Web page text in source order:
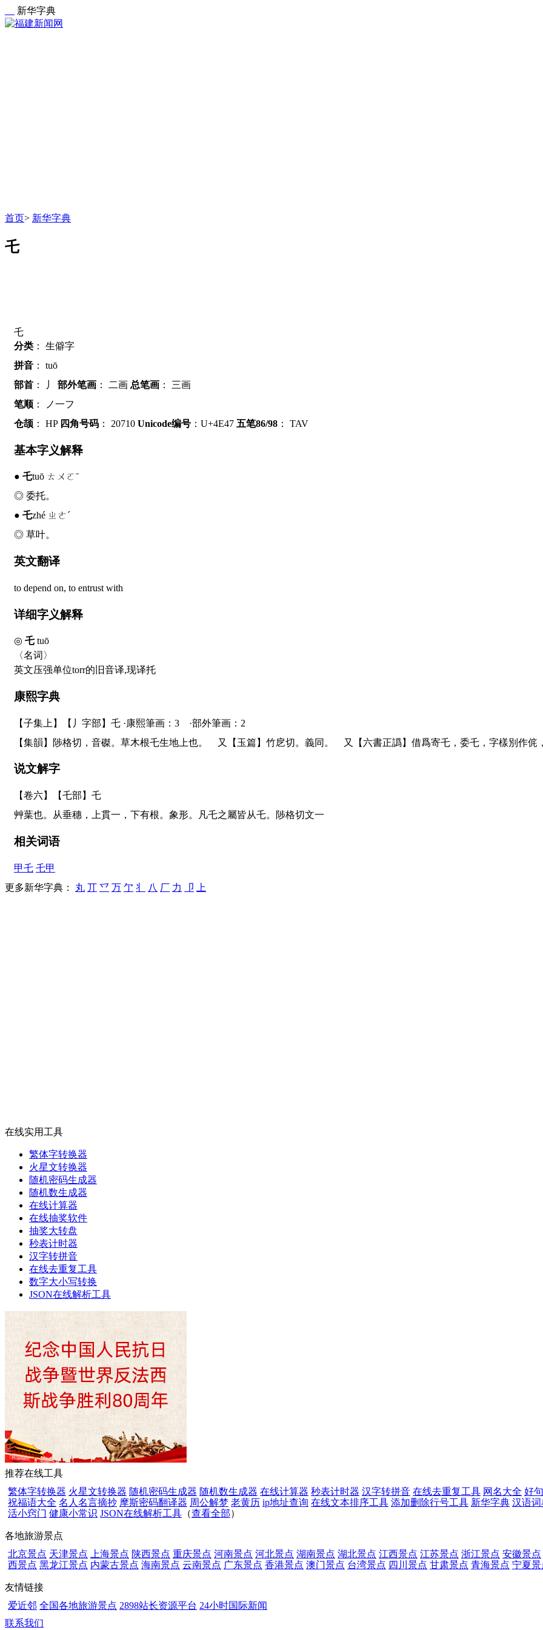
新华字典
首页> 新华字典
乇
乇
分类 ： 生僻字
拼音 ： tuō
部首 ： 丿 部外笔画 ： 二画 总笔画 ： 三画
笔顺 ：
ノ一フ
仓颉 ： HP 四角号码 ： 20710 Unicode编号 ：U+4E47 五笔86/98 ： TAV
基本字义解释
乇tuō ㄊㄨㄛˉ
◎ 委托。
乇zhé ㄓㄜˊ
◎ 草叶。
英文翻译
to depend on, to entrust with
详细字义解释
乇 tuō
〈名词〉
英文压强单位torr的旧音译,现译托
康熙字典
【子集上】【丿字部】乇 ·康熙筆画：3 ·部外筆画：2
【集韻】陟格切，音磔。草木根乇生地上也。 又【玉篇】竹戹切。義同。 又【六書正譌】借爲寄乇，委乇，字樣別作侂
说文解字
【卷六】【乇部】 乇
艸葉也。从垂穗，上貫一，下有根。象形。凡乇之屬皆从乇。陟格切文一
相关词语
甲乇 乇甲
更多新华字典： 丸 丌 乊 万 亇 丬 八 厂 力 卩 上
在线实用工具
繁体字转换器
火星文转换器
随机密码生成器
随机数生成器
在线计算器
在线抽奖软件
抽奖大转盘
秒表计时器
汉字转拼音
在线去重复工具
数字大小写转换
JSON在线解析工具
推荐在线工具
繁体字转换器 火星文转换器 随机密码生成器 随机数生成器 在线计算器 秒表计时器 汉字转拼音 在线去重复工具 网名大全 好
祝福语大全 名人名言摘抄 摩斯密码翻译器 周公解梦 老黄历 ip地址查询 在线文本排序工具 添加删除行号工具 新华字典 汉语词
活小窍门 健康小常识 JSON在线解析工具 （查看全部）
各地旅游景点
北京景点 天津景点 上海景点 陕西景点 重庆景点 河南景点 河北景点 湖南景点 湖北景点 江西景点 江苏景点 浙江景点 安徽景点
西景点 黑龙江景点 内蒙古景点 海南景点 云南景点 广东景点 香港景点 澳门景点 台湾景点 四川景点 甘肃景点 青海景点 宁夏景
友情链接
爱近邻 全国各地旅游景点 2898站长资源平台 24小时国际新闻
联系我们